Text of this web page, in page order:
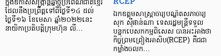
ក្នុងឱកាស​សង្រ្កាន្តឆ្នាំថ្មីប្រពៃណីជាតិខ្មែរ
ដែល​នឹង​ប្រព្រឹត្ត​ទៅពីថ្ងៃទី១៤ ដល់
ថ្ងៃទី១៦ ខែមេសា ឆ្នាំ២០២២នេះ
នាយិកា​ប្រតិបត្តិ​ក្រុមហ៊ុន​ លី…
ឯកឧត្តមសាស្រ្តាចារ្យបណ្ឌិតសភាចារ្យ
សុក ស៊ីផាន់ណា ទេសរដ្ឋមន្រ្តីទទួល
បន្ទុកបេសកកម្មពិសេស បានអះអាងថា
កិច្ចព្រមព្រៀងអាសិប(RCEP) គឺជជា
កម្លាំងចលក…